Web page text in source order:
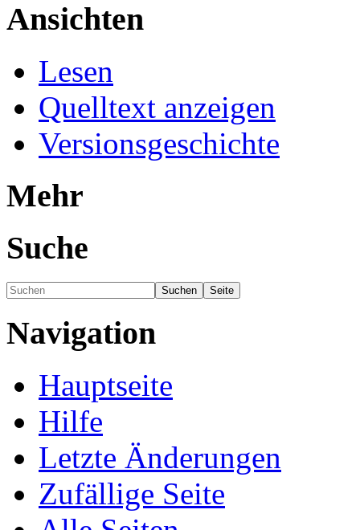
Ansichten
Lesen
Quelltext anzeigen
Versionsgeschichte
Mehr
Suche
Navigation
Hauptseite
Hilfe
Letzte Änderungen
Zufällige Seite